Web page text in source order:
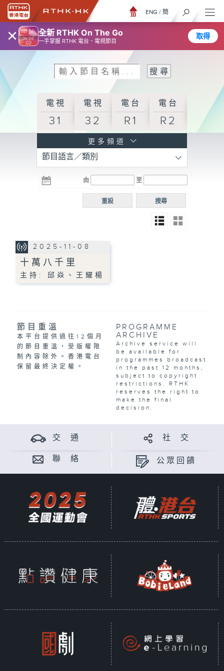
× 全新 RTHK On The Go
一手掌握 RTHK 電台、電視節目
取得
ENG / 簡
電視
31
電視
32
電台
R1
電台
R2
R3
電台 電台
R5
電台
普通
更多頻道
節目語言／類別
由 至
搜尋
重設
2025-11-08
十萬八千里
主持: 邱焱、王耀楊
節目重溫
本平台提供過往12個月
的節目重溫，受版權限
制內容除外。香港電台
保留最終決定權。
PROGRAMME
ARCHIVE
Archive service will
be available for
programmes broadcast
in the past 12 months,
subject to copyright
restrictions. RTHK
reserves the right to
make the final
decision.
交 通 社 交
聯 絡 公眾回饋